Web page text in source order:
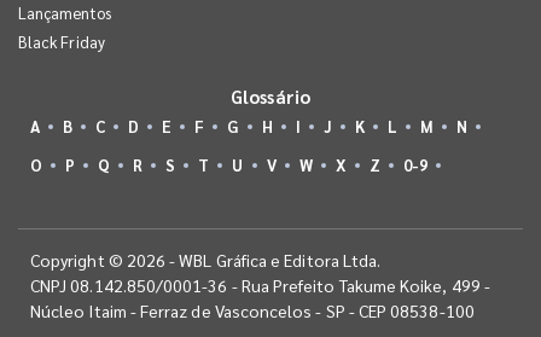
Lançamentos
Black Friday
Glossário
A B C D E F G H I J K L M
N
O
P Q R S T U V W X Z 0-9
Copyright © 2026 - WBL Gráfica e Editora Ltda.
CNPJ 08.142.850/0001-36 - Rua Prefeito Takume Koike, 499 -
Núcleo Itaim - Ferraz de Vasconcelos - SP - CEP 08538-100